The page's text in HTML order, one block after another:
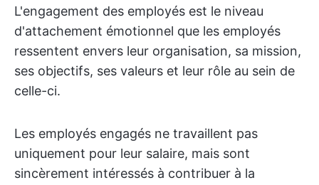
L'engagement des employés est le niveau
d'attachement émotionnel que les employés
ressentent envers leur organisation, sa mission,
ses objectifs, ses valeurs et leur rôle au sein de
celle-ci.
Les employés engagés ne travaillent pas
uniquement pour leur salaire, mais sont
sincèrement intéressés à contribuer à la